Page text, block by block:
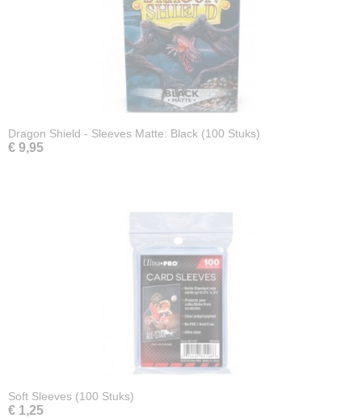
Dragon Shield - Sleeves Matte: Black (100 Stuks)
€ 9,95
Soft Sleeves (100 Stuks)
€ 1,25